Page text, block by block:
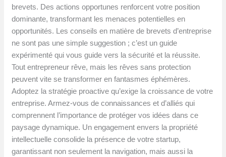
brevets. Des actions opportunes renforcent votre position
dominante, transformant les menaces potentielles en
opportunités. Les conseils en matière de brevets d’entreprise
ne sont pas une simple suggestion ; c’est un guide
expérimenté qui vous guide vers la sécurité et la réussite.
Tout entrepreneur rêve, mais les rêves sans protection
peuvent vite se transformer en fantasmes éphémères.
Adoptez la stratégie proactive qu’exige la croissance de votre
entreprise. Armez-vous de connaissances et d’alliés qui
comprennent l’importance de protéger vos idées dans ce
paysage dynamique. Un engagement envers la propriété
intellectuelle consolide la présence de votre startup,
garantissant non seulement la navigation, mais aussi la